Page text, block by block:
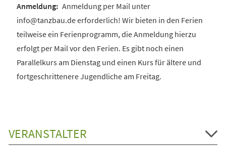
Anmeldung per Mail unter
info@tanzbau.de erforderlich! Wir bieten in den Ferien
teilweise ein Ferienprogramm, die Anmeldung hierzu
erfolgt per Mail vor den Ferien. Es gibt noch einen
Parallelkurs am Dienstag und einen Kurs für ältere und
fortgeschrittenere Jugendliche am Freitag.
VERANSTALTER